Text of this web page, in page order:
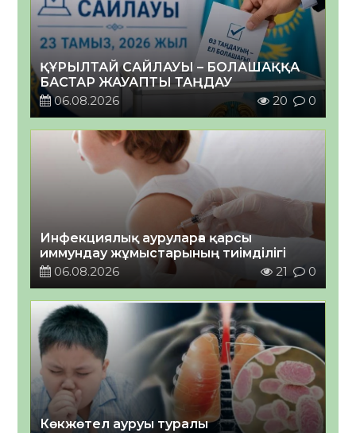
ҚҰРЫЛТАЙ САЙЛАУЫ – БОЛАШАҚҚА
БАСТАР ЖАУАПТЫ ТАҢДАУ
06.08.2026
20 0
Инфекциялық ауруларға қарсы
иммундау жұмыстарының тиімділігі
06.08.2026
21 0
Көкжөтел ауруы туралы